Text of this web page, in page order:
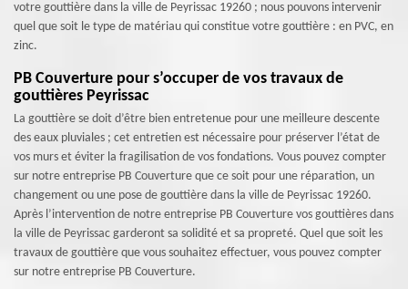
votre gouttière dans la ville de Peyrissac 19260 ; nous pouvons intervenir
quel que soit le type de matériau qui constitue votre gouttière : en PVC, en
zinc.
PB Couverture pour s’occuper de vos travaux de
gouttières Peyrissac
La gouttière se doit d’être bien entretenue pour une meilleure descente
des eaux pluviales ; cet entretien est nécessaire pour préserver l’état de
vos murs et éviter la fragilisation de vos fondations. Vous pouvez compter
sur notre entreprise PB Couverture que ce soit pour une réparation, un
changement ou une pose de gouttière dans la ville de Peyrissac 19260.
Après l’intervention de notre entreprise PB Couverture vos gouttières dans
la ville de Peyrissac garderont sa solidité et sa propreté. Quel que soit les
travaux de gouttière que vous souhaitez effectuer, vous pouvez compter
sur notre entreprise PB Couverture.